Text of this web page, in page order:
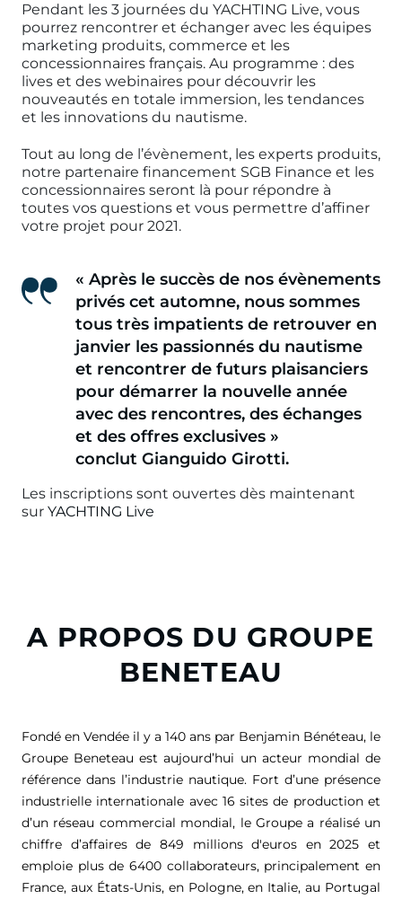
Pendant les 3 journées du YACHTING Live, vous
pourrez rencontrer et échanger avec les équipes
marketing produits, commerce et les
concessionnaires français. Au programme : des
lives et des webinaires pour découvrir les
nouveautés en totale immersion, les tendances
et les innovations du nautisme.
Tout au long de l’évènement, les experts produits,
notre partenaire financement SGB Finance et les
concessionnaires seront là pour répondre à
toutes vos questions et vous permettre d’affiner
votre projet pour 2021.
« Après le succès de nos évènements
privés cet automne, nous sommes
tous très impatients de retrouver en
janvier les passionnés du nautisme
et rencontrer de futurs plaisanciers
pour démarrer la nouvelle année
avec des rencontres, des échanges
et des offres exclusives »
conclut Gianguido Girotti.
Les inscriptions sont ouvertes dès maintenant
sur YACHTING Live
A PROPOS DU GROUPE
BENETEAU
Fondé en Vendée il y a 140 ans par Benjamin Bénéteau, le
Groupe Beneteau est aujourd’hui un acteur mondial de
référence dans l’industrie nautique. Fort d’une présence
industrielle internationale avec 16 sites de production et
d’un réseau commercial mondial, le Groupe a réalisé un
chiffre d’affaires de 849 millions d'euros en 2025 et
emploie plus de 6400 collaborateurs, principalement en
France, aux États-Unis, en Pologne, en Italie, au Portugal